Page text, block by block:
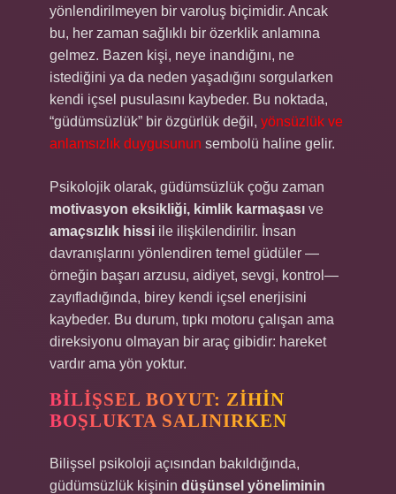
yönlendirilmeyen bir varoluş biçimidir. Ancak
bu, her zaman sağlıklı bir özerklik anlamına
gelmez. Bazen kişi, neye inandığını, ne
istediğini ya da neden yaşadığını sorgularken
kendi içsel pusulasını kaybeder. Bu noktada,
“güdümsüzlük” bir özgürlük değil, yönsüzlük ve
anlamsızlık duygusunun sembolü haline gelir.
Psikolojik olarak, güdümsüzlük çoğu zaman
motivasyon eksikliği, kimlik karmaşası ve
amaçsızlık hissi ile ilişkilendirilir. İnsan
davranışlarını yönlendiren temel güdüler —
örneğin başarı arzusu, aidiyet, sevgi, kontrol—
zayıfladığında, birey kendi içsel enerjisini
kaybeder. Bu durum, tıpkı motoru çalışan ama
direksiyonu olmayan bir araç gibidir: hareket
vardır ama yön yoktur.
BILIŞSEL BOYUT: ZIHIN
BOŞLUKTA SALINIRKEN
Bilişsel psikoloji açısından bakıldığında,
güdümsüzlük kişinin düşünsel yöneliminin